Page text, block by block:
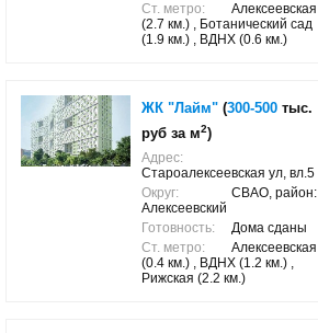
Ст. метро:
Алексеевская
(2.7 км.) , Ботанический сад
(1.9 км.) , ВДНХ (0.6 км.)
ЖК "Лайм" (300-500 тыс.
руб за м2)
Адрес:
Староалексеевская ул, вл.5
Округ:
СВАО, район:
Алексеевский
Готовность:
Дома сданы
Ст. метро:
Алексеевская
(0.4 км.) , ВДНХ (1.2 км.) ,
Рижская (2.2 км.)